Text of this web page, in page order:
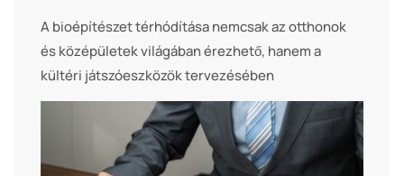
A bioépítészet térhódítása nemcsak az otthonok
és középületek világában érezhető, hanem a
kültéri játszóeszközök tervezésében